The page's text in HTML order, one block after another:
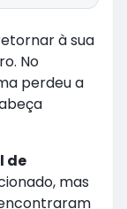
à sua
No
perdeu a
de
mas